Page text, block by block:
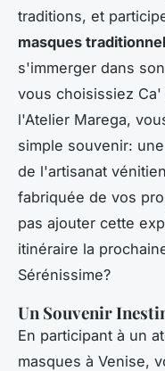
traditions, et
masques
s'immerger dans
vous choisissiez Ca'
l'Atelier Marega,
simple souvenir:
de l'artisanat
fabriquée de vos
pas ajouter cette
itinéraire la
Sérénissime?
Un Souvenir
En participant à un
masques à Venise,